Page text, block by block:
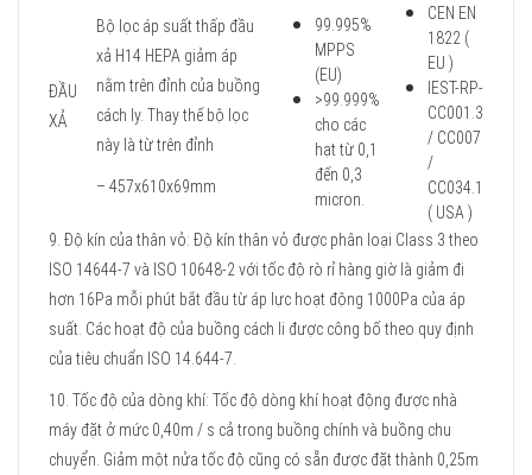
ĐẦU
XẢ
Bộ lọc áp suất thấp đầu
xả H14 HEPA giảm áp
nằm trên đỉnh của buồng
cách ly. Thay thế bộ lọc
này là từ trên đỉnh
– 457x610x69mm
99.995%
MPPS
(EU)
>99.999%
cho các
hạt từ 0,1
đến 0,3
micron.
CEN EN
1822 (
EU )
IEST-RP-
CC001.3
/ CC007
/
CC034.1
( USA )
9. Độ kín của thân vỏ: Độ kín thân vỏ được phân loại Class 3 theo
ISO 14644-7 và ISO 10648-2 với tốc độ rò rỉ hàng giờ là giảm đi
hơn 16Pa mỗi phút bắt đầu từ áp lực hoạt động 1000Pa của áp
suất. Các hoạt độ của buồng cách li được công bố theo quy định
của tiêu chuẩn ISO 14.644-7.
10. Tốc độ của dòng khí: Tốc độ dòng khí hoạt động được nhà
máy đặt ở mức 0,40m / s cả trong buồng chính và buồng chu
chuyển. Giảm một nửa tốc độ cũng có sẵn được đặt thành 0,25m